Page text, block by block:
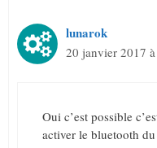
lunarok
20 janvier 2017
Oui c’est possible
activer le bluetooth